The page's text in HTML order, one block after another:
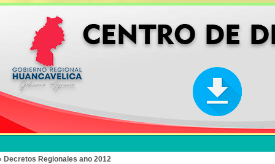
Decretos Regionales ano 2012